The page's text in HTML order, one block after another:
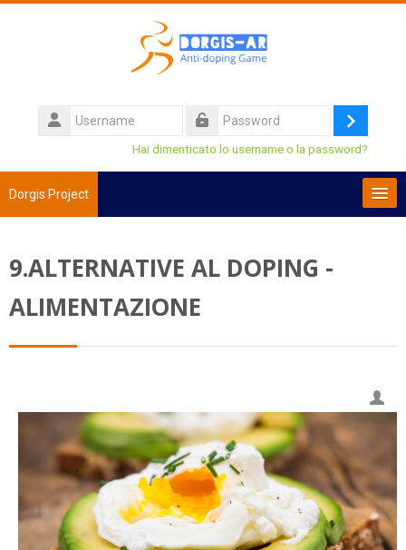
Username
Login
Hai dimenticato lo username o la password?
Dorgis Project
Cerca
9.ALTERNATIVE AL DOPING -
ALIMENTAZIONE